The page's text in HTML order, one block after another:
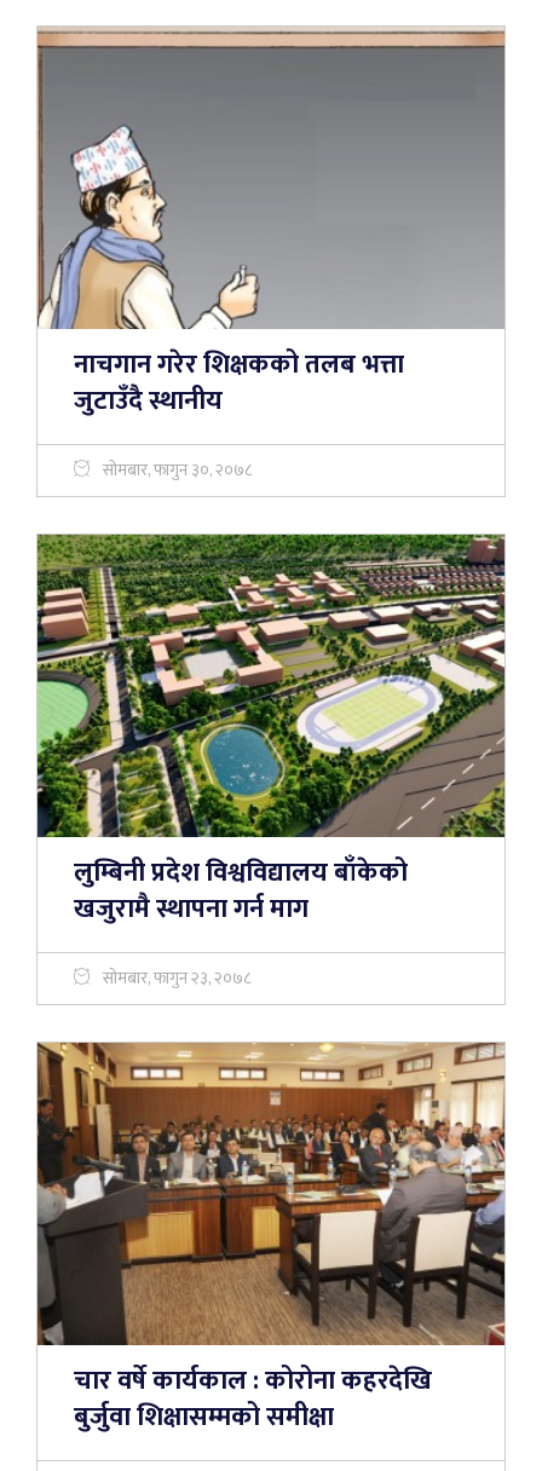
नाचगान गरेर शिक्षकको तलब भत्ता
जुटाउँदै स्थानीय
सोमबार, फागुन ३०, २०७८
लुम्बिनी प्रदेश विश्वविद्यालय बाँकेको
खजुरामै स्थापना गर्न माग
सोमबार, फागुन २३, २०७८
चार वर्षे कार्यकाल : कोरोना कहरदेखि
बुर्जुवा शिक्षासम्मको समीक्षा